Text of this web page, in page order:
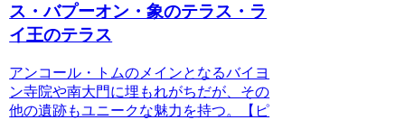
ス・バプーオン・象のテラス・ラ
イ王のテラス
アンコール・トムのメインとなるバイヨ
ン寺院や南大門に埋もれがちだが、その
他の遺跡もユニークな魅力を持つ。【ピ